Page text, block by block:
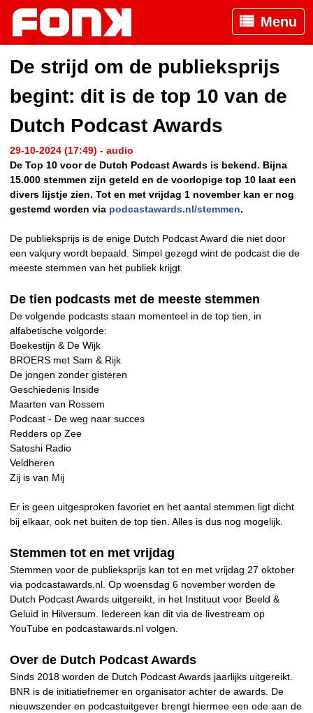
Menu
De strijd om de publieksprijs
begint: dit is de top 10 van de
Dutch Podcast Awards
29-10-2024 (17:49) - audio
De Top 10 voor de Dutch Podcast Awards is bekend. Bijna
15.000 stemmen zijn geteld en de voorlopige top 10 laat een
divers lijstje zien. Tot en met vrijdag 1 november kan er nog
gestemd worden via podcastawards.nl/stemmen.
De publieksprijs is de enige Dutch Podcast Award die niet door
een vakjury wordt bepaald. Simpel gezegd wint de podcast die de
meeste stemmen van het publiek krijgt.
De tien podcasts met de meeste stemmen
De volgende podcasts staan momenteel in de top tien, in
alfabetische volgorde:
Boekestijn & De Wijk
BROERS met Sam & Rijk
De jongen zonder gisteren
Geschiedenis Inside
Maarten van Rossem
Podcast - De weg naar succes
Redders op Zee
Satoshi Radio
Veldheren
Zij is van Mij
Er is geen uitgesproken favoriet en het aantal stemmen ligt dicht
bij elkaar, ook net buiten de top tien. Alles is dus nog mogelijk.
Stemmen tot en met vrijdag
Stemmen voor de publieksprijs kan tot en met vrijdag 27 oktober
via podcastawards.nl. Op woensdag 6 november worden de
Dutch Podcast Awards uitgereikt, in het Instituut voor Beeld &
Geluid in Hilversum. Iedereen kan dit via de livestream op
YouTube en podcastawards.nl volgen.
Over de Dutch Podcast Awards
Sinds 2018 worden de Dutch Podcast Awards jaarlijks uitgereikt.
BNR is de initiatiefnemer en organisator achter de awards. De
nieuwszender en podcastuitgever brengt hiermee een ode aan de